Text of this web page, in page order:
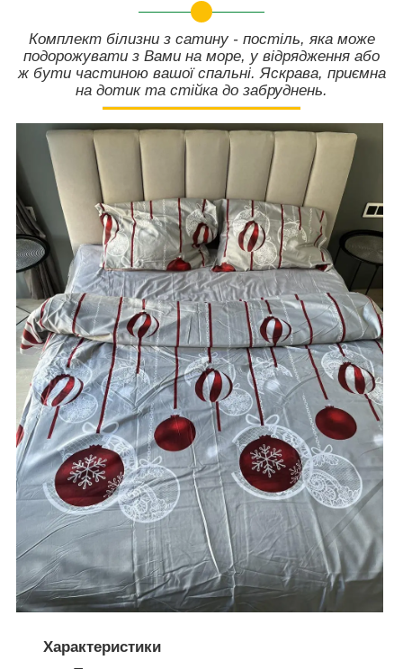
Комплект білизни з сатину - постіль, яка може
подорожувати з Вами на море, у відрядження або
ж бути частиною вашої спальні. Яскрава, приємна
на дотик та стійка до забруднень.
Характеристики